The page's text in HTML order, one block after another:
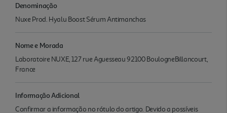
Denominação
Nuxe Prod. Hyalu Boost Sérum Antimanchas
Nome e Morada
Laboratoire NUXE, 127 rue Aguesseau 92100 BoulogneBillancourt,
France
Informação Adicional
Confirmar a informação no rótulo do artigo. Devido a possíveis